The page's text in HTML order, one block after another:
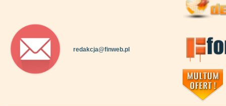
redakcja@finweb.pl